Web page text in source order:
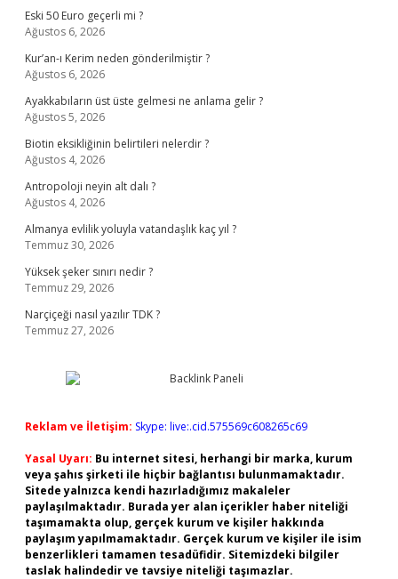
Eski 50 Euro geçerli mi ?
Ağustos 6, 2026
Kur’an-ı Kerim neden gönderilmiştir ?
Ağustos 6, 2026
Ayakkabıların üst üste gelmesi ne anlama gelir ?
Ağustos 5, 2026
Biotin eksikliğinin belirtileri nelerdir ?
Ağustos 4, 2026
Antropoloji neyin alt dalı ?
Ağustos 4, 2026
Almanya evlilik yoluyla vatandaşlık kaç yıl ?
Temmuz 30, 2026
Yüksek şeker sınırı nedir ?
Temmuz 29, 2026
Narçiçeği nasıl yazılır TDK ?
Temmuz 27, 2026
Reklam ve İletişim: Skype: live:.cid.575569c608265c69
Yasal Uyarı: Bu internet sitesi, herhangi bir marka, kurum
veya şahıs şirketi ile hiçbir bağlantısı bulunmamaktadır.
Sitede yalnızca kendi hazırladığımız makaleler
paylaşılmaktadır. Burada yer alan içerikler haber niteliği
taşımamakta olup, gerçek kurum ve kişiler hakkında
paylaşım yapılmamaktadır. Gerçek kurum ve kişiler ile isim
benzerlikleri tamamen tesadüfidir. Sitemizdeki bilgiler
taslak halindedir ve tavsiye niteliği taşımazlar.